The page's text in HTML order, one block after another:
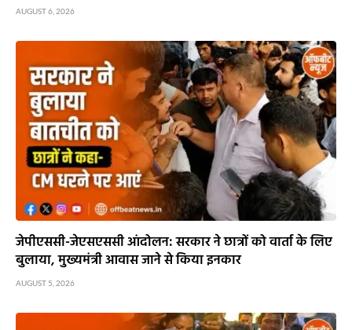
AUGUST 6, 2026
जेपीएससी-जेएसएससी आंदोलन: सरकार ने छात्रों को वार्ता के लिए
बुलाया, मुख्यमंत्री आवास जाने से किया इनकार
AUGUST 5, 2026